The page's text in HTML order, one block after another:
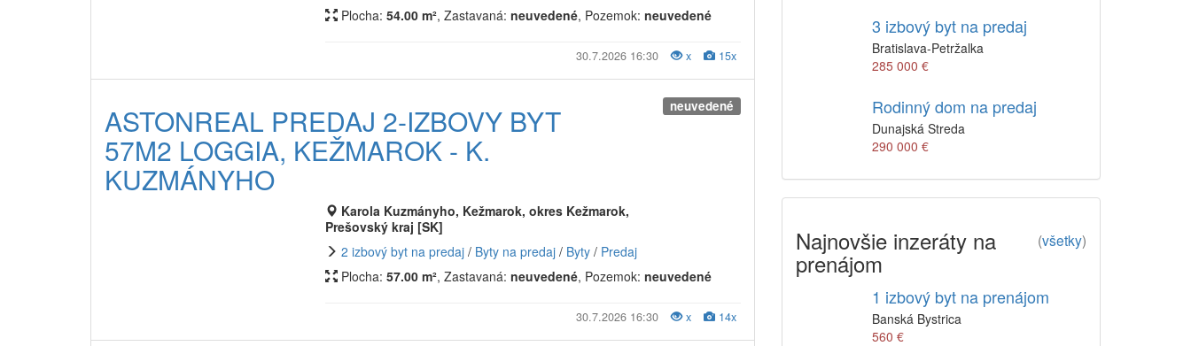
Plocha:54.00 m², Zastavaná:neuvedené, Pozemok:neuvedené
30.7.2026 16:30 x 15x
ASTONREAL PREDAJ 2-IZBOVY BYT
57M2 LOGGIA, KEŽMAROK - K.
KUZMÁNYHO
neuvedené
Karola Kuzmányho, Kežmarok, okres Kežmarok,
Prešovský kraj [SK]
2 izbový byt na predaj / Byty na predaj / Byty / Predaj
Plocha:57.00 m², Zastavaná:neuvedené, Pozemok:neuvedené
30.7.2026 16:30 x 14x
3 izbový byt na predaj
Bratislava-Petržalka
285 000 €
Rodinný dom na predaj
Dunajská Streda
290 000 €
(všetky)
Najnovšie inzeráty na
prenájom
1 izbový byt na prenájom
Banská Bystrica
560 €